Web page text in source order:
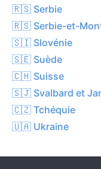
🇷🇸 Serbie
🇷🇸 Serbie-et-
🇸🇮 Slovénie
🇸🇪 Suède
🇨🇭 Suisse
🇸🇯 Svalbard et
🇨🇿 Tchéquie
🇺🇦 Ukraine